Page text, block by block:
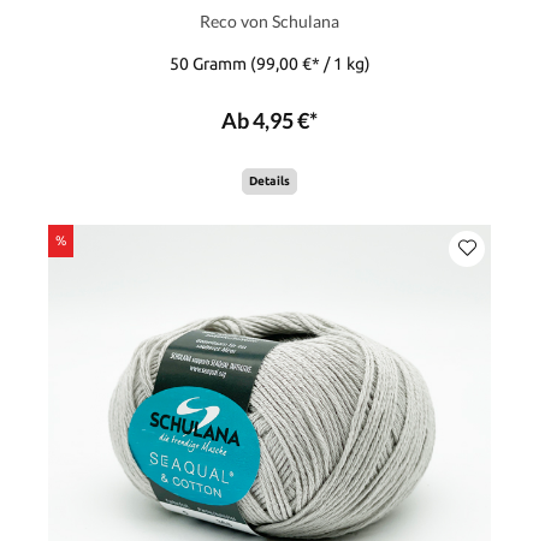
Reco von Schulana
50 Gramm (99,00 €* / 1 kg)
Ab 4,95 €*
Details
%